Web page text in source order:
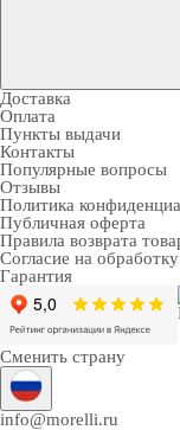
Доставка
Оплата
Пункты выдачи
Контакты
Популярные вопросы
Отзывы
Политика
Публичная оферта
Правила возврата
Согласие на
Гарантия
Сменить страну
info@morelli.ru